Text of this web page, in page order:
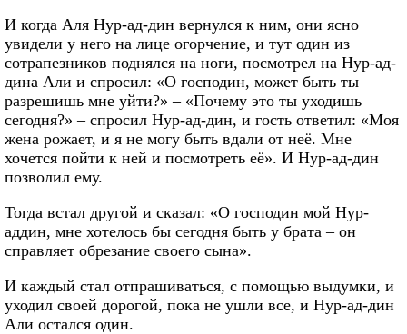
И когда Аля Нур-ад-дин вернулся к ним, они ясно
увидели у него на лице огорчение, и тут один из
сотрапезников поднялся на ноги, посмотрел на Нур-ад-
дина Али и спросил: «О господин, может быть ты
разрешишь мне уйти?» – «Почему это ты уходишь
сегодня?» – спросил Нур-ад-дин, и гость ответил: «Моя
жена рожает, и я не могу быть вдали от неё. Мне
хочется пойти к ней и посмотреть её». И Нур-ад-дин
позволил ему.
Тогда встал другой и сказал: «О господин мой Нур-
аддин, мне хотелось бы сегодня быть у брата – он
справляет обрезание своего сына».
И каждый стал отпрашиваться, с помощью выдумки, и
уходил своей дорогой, пока не ушли все, и Нур-ад-дин
Али остался один.